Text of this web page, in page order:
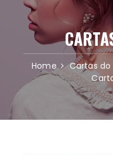
Home
Cartas do